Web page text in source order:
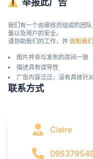
我们有一个由审核员组成的团
量以及用户的安全。
请协助我们的工作，并 告知我们
图片并非与发布的房间一致
描述具有误导性
广告内容泛泛，没有具体针
联系方式
Claire